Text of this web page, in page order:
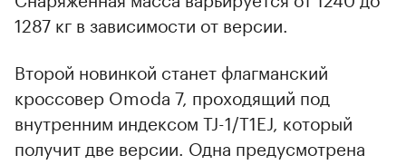
1287 кг в зависимости от версии.
Второй новинкой станет флагманский
кроссовер Omoda 7, проходящий под
внутренним индексом TJ-1/T1EJ, который
получит две версии. Одна предусмотрена